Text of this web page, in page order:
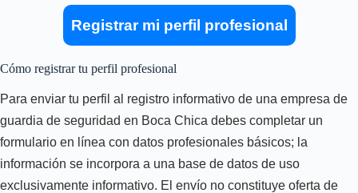
Registrar mi perfil profesional
Cómo registrar tu perfil profesional
Para enviar tu perfil al registro informativo de una empresa de
guardia de seguridad en Boca Chica debes completar un
formulario en línea con datos profesionales básicos; la
información se incorpora a una base de datos de uso
exclusivamente informativo. El envío no constituye oferta de